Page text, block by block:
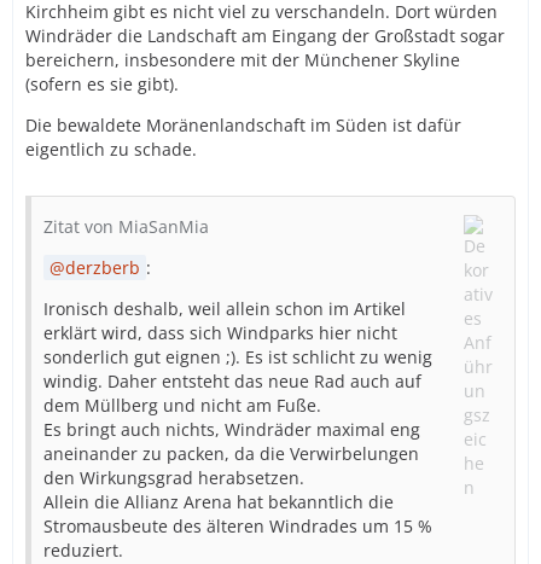
Kirchheim gibt es nicht viel zu verschandeln. Dort würden
Windräder die Landschaft am Eingang der Großstadt sogar
bereichern, insbesondere mit der Münchener Skyline
(sofern es sie gibt).
Die bewaldete Moränenlandschaft im Süden ist dafür
eigentlich zu schade.
Zitat von MiaSanMia
derzberb :
Ironisch deshalb, weil allein schon im Artikel
erklärt wird, dass sich Windparks hier nicht
sonderlich gut eignen ;). Es ist schlicht zu wenig
windig. Daher entsteht das neue Rad auch auf
dem Müllberg und nicht am Fuße.
Es bringt auch nichts, Windräder maximal eng
aneinander zu packen, da die Verwirbelungen
den Wirkungsgrad herabsetzen.
Allein die Allianz Arena hat bekanntlich die
Stromausbeute des älteren Windrades um 15 %
reduziert.